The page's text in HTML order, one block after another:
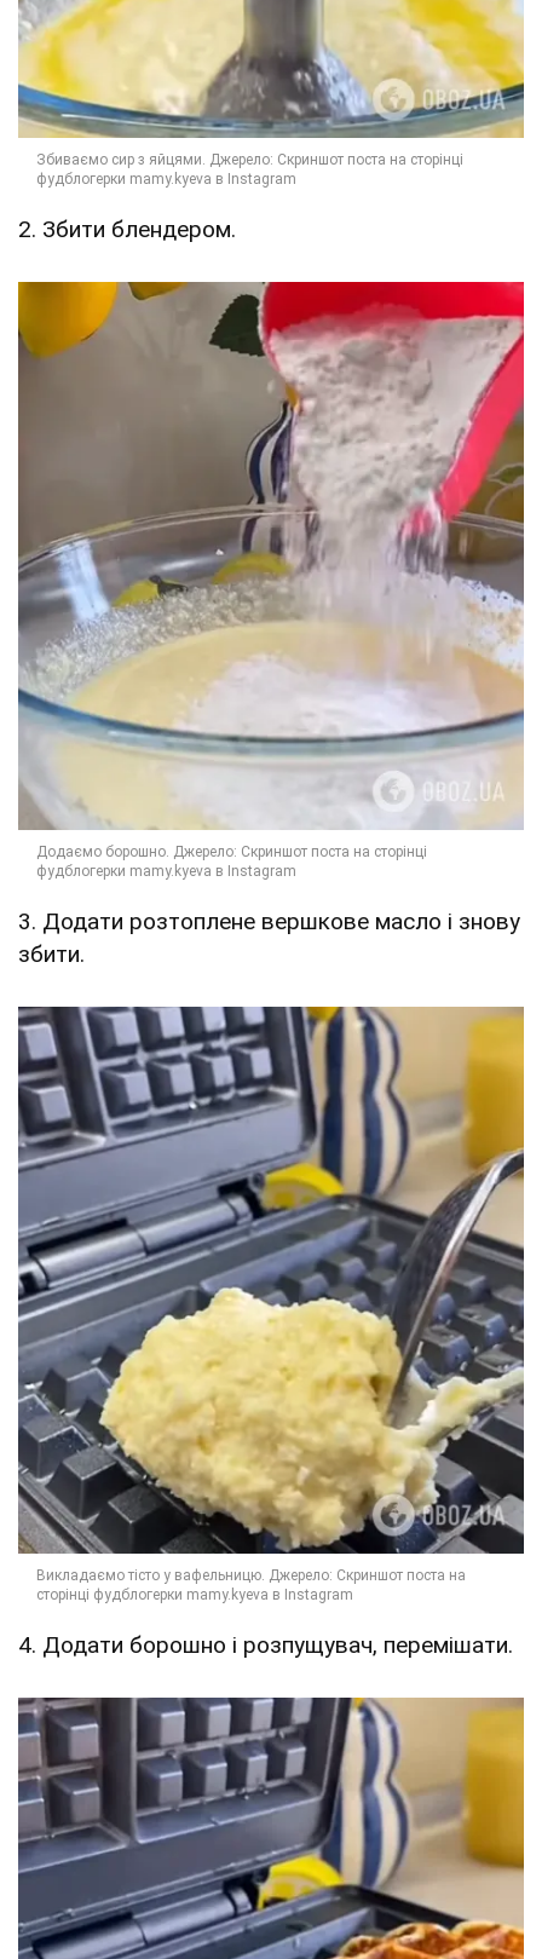
2. Збити блендером.
3. Додати розтоплене вершкове масло і знову
збити.
4. Додати борошно і розпущувач, перемішати.